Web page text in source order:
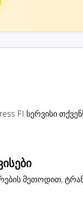
FI სერვისი
მეთოდით,